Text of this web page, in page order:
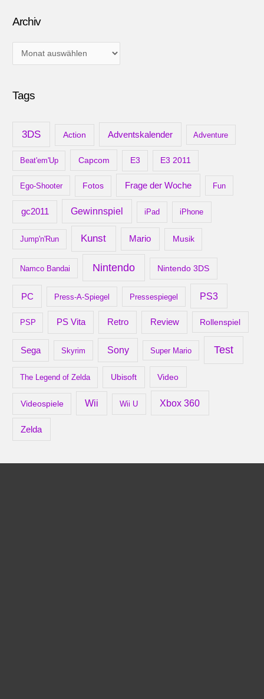
Archiv
r
Tags
3DS Action Adventskalender Adventure
Beat'em'Up Capcom E3 E3 2011
Ego-Shooter Fotos Frage der Woche Fun
gc2011 Gewinnspiel iPad iPhone
Jump'n'Run Kunst Mario Musik
Namco Bandai Nintendo Nintendo 3DS
PC Press-A-Spiegel Pressespiegel PS3
PSP PS Vita Retro Review Rollenspiel
Sega Skyrim Sony Super Mario Test
The Legend of Zelda Ubisoft Video
Videospiele Wii Wii U Xbox 360
Zelda